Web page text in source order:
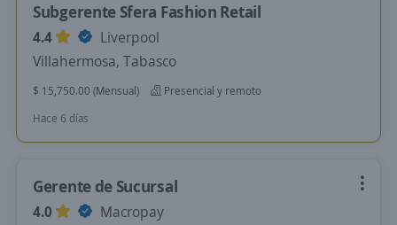
Subgerente Sfera Fashion Retail
4.4
Liverpool
Villahermosa, Tabasco
$ 15,750.00 (Mensual)
Presencial y remoto
Hace 6 días
Gerente de Sucursal
4.0
Macropay